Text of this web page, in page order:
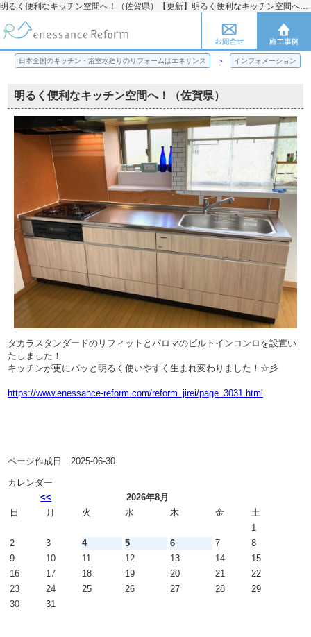
明るく便利なキッチン空間へ！（佐賀県）【更新】明るく便利なキッチン空間へ！（佐賀県） | 日本全国のキッチン・浴室水廻りのリフォームのことならエネサンス
日本全国のキッチン・浴室水廻りのリフォームはエネサンス インフォメーション
明るく便利なキッチン空間へ！（佐賀県）
タカラスタンダードのリフィットとパロマのビルトインコンロを設置い
たしました！
キッチンが更にパッと明るく使いやすく生まれ変わりました！☆彡
https://www.enessance-reform.com/reform_jirei/page_3031.html
ページ作成日 2025-06-30
カレンダー
<<
2026年8月
日
月 火 水 木 金
土
1
2
3 4 5 6 7
8
9
10 11 12 13 14
15
16
17 18 19 20 21
22
23
24 25 26 27 28
29
30
31